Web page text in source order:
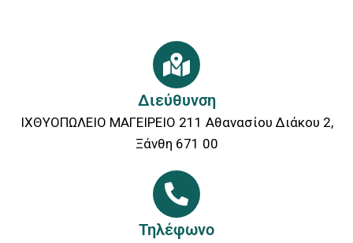
Διεύθυνση
ΙΧΘΥΟΠΩΛΕΙΟ ΜΑΓΕΙΡΕΙΟ 211 Αθανασίου Διάκου 2,
Ξάνθη 671 00
Τηλέφωνο